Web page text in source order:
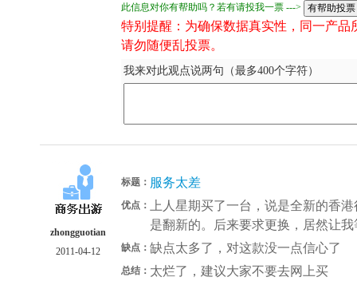
此信息对你有帮助吗？若有请投我一票 --->
特别提醒：为确保数据真实性，同一产
请勿随便乱投票。
我来对此观点说两句（最多400个字符）
zhongguotian
2011-04-12
标题： 服务太差
优点：
上人星期买了一台，说是全新的香
是翻新的。后来要求更换，居然让
缺点： 缺点太多了，对这款没一点信心了
总结： 太烂了，建议大家不要去网上买